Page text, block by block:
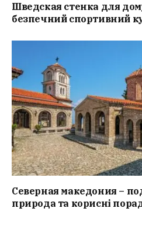
Шведская стенка для
безпечний спортивний
Северная македония –
природа та корисні